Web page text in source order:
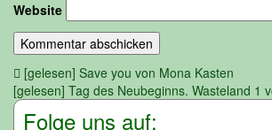
Website
Beitragsnavigation
[gelesen] Save you von Mona Kasten
[gelesen] Tag des Neubeginns. Wasteland 1
Folge uns auf: